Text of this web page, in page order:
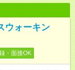
ウォーキン
・面接OK